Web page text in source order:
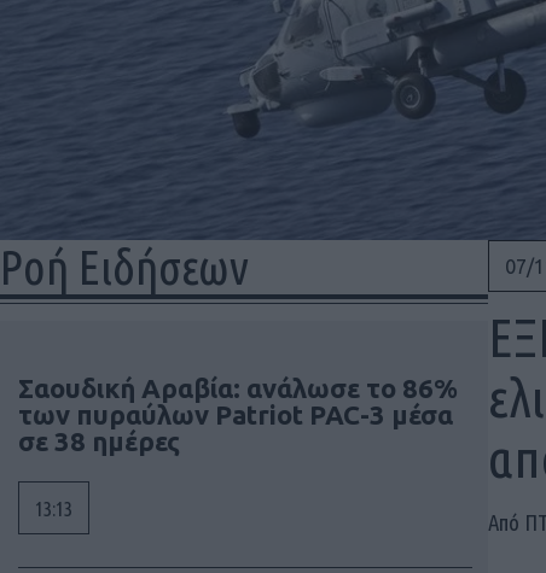
Ροή Ειδήσεων
Σαουδική Αραβία: ανάλωσε το 86%
των πυραύλων Patriot PAC-3 μέσα
σε 38 ημέρες
13:13
07/
Από